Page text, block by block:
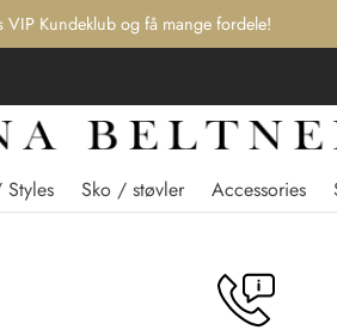
VIP Kundeklub og få mange fordele!
Sko / støvler Accessories